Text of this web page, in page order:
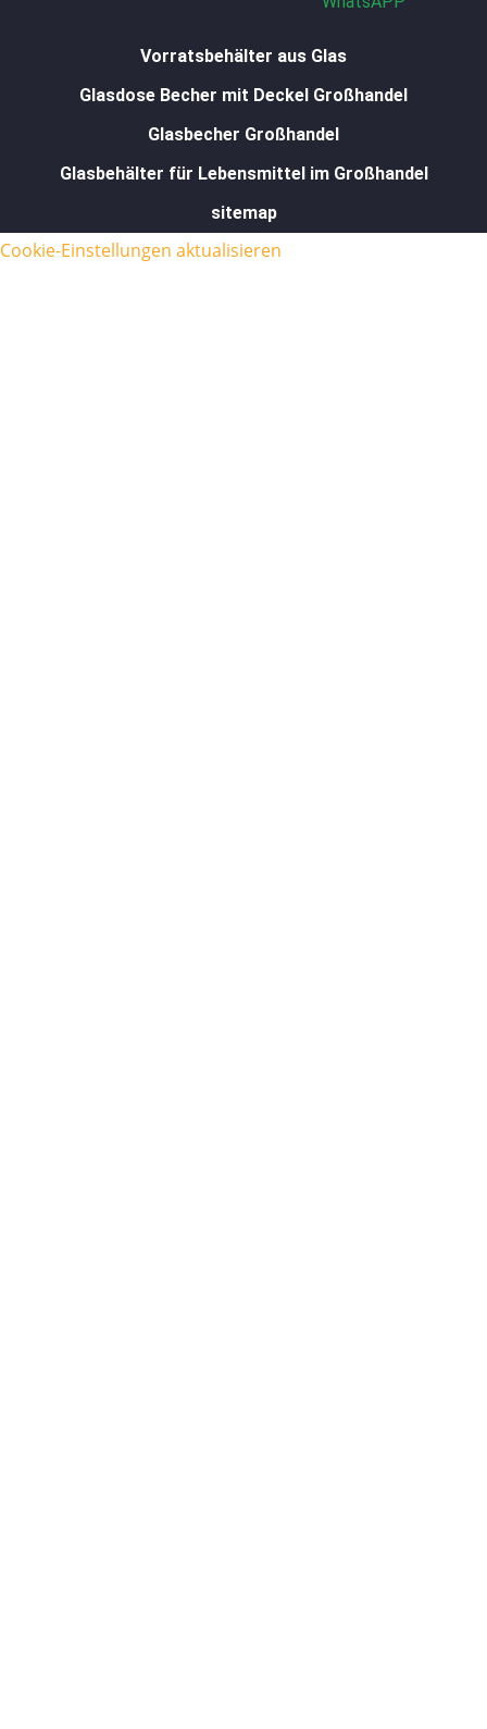
Vorratsbehälter aus Glas
Glasdose Becher mit Deckel Großhandel
Glasbecher Großhandel
Glasbehälter für Lebensmittel im Großhandel
sitemap
Cookie-Einstellungen aktualisieren